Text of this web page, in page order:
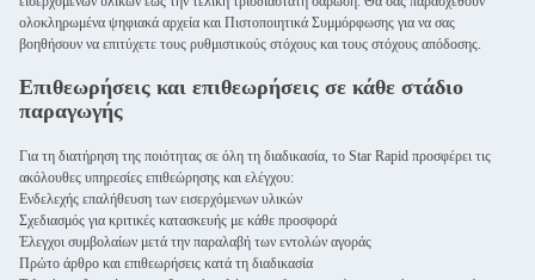
ολοκληρωμένα ψηφιακά αρχεία και Πιστοποιητικά Συμμόρφωσης για να σας
βοηθήσουν να επιτύχετε τους ρυθμιστικούς στόχους και τους στόχους απόδοσης.
Επιθεωρήσεις και επιθεωρήσεις σε κάθε στάδιο
παραγωγής
Για τη διατήρηση της ποιότητας σε όλη τη διαδικασία, το Star Rapid προσφέρει τις
ακόλουθες υπηρεσίες επιθεώρησης και ελέγχου:
Ενδελεχής επαλήθευση των εισερχόμενων υλικών
Σχεδιασμός για κριτικές κατασκευής με κάθε προσφορά
Έλεγχοι συμβολαίων μετά την παραλαβή των εντολών αγοράς
Πρώτο άρθρο και επιθεωρήσεις κατά τη διαδικασία